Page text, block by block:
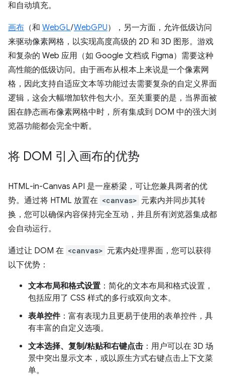
和自动填充。
画布 （和 WebGL/WebGPU），另一方面，允许低级访问
来驱动像素网格，以实现高度高级的 2D 和 3D 图形。游戏
和复杂的 Web 应用（如 Google 文档或 Figma）需要这种
高性能的低级访问。由于画布从根本上来说是一个像素网
格，因此支持自适应文本等功能过去需要复杂的自定义界面
逻辑，这会大幅增加软件包大小。至关重要的是，当界面被
困在静态画布像素网格中时，所有集成到 DOM 中的强大浏
览器功能都会完全中断。
将 DOM 引入画布的优势
HTML-in-Canvas API 是一座桥梁，可让您兼具两者的优
势。通过将 HTML 放置在 <canvas> 元素内并同步其转
换，您可以确保内容保持完全互动，并且所有浏览器集成都
会自动运行。
通过让 DOM 在 <canvas> 元素内处理界面，您可以获得
以下优势：
文本布局和格式设置 ：简化的文本布局和格式设置，
包括应用了 CSS 样式的多行或双向文本。
表单控件：富有表现力且更易于使用的表单控件，具
有丰富的自定义选项。
文本选择、复制/粘贴和右键点击 ：用户可以在 3D 场
景中突出显示文本，或以原生方式右键点击上下文菜
单。